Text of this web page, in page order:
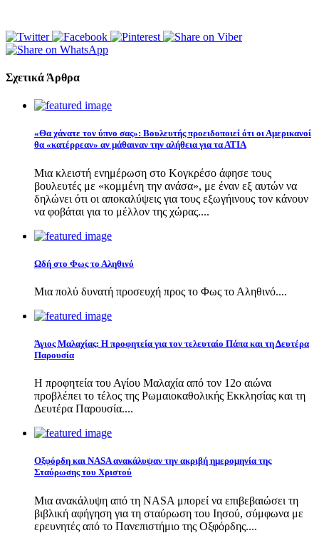
Σχετικά Άρθρα
«Θα χάνατε τον ύπνο σας»: Βουλευτής προειδοποιεί ότι οι Αμερικανοί
θα «κατέρρεαν» αν μάθαιναν την αλήθεια για τα ΑΤΙΑ
Μια κλειστή ενημέρωση στο Κογκρέσο άφησε τους
βουλευτές με «κομμένη την ανάσα», με έναν εξ αυτών να
δηλώνει ότι οι αποκαλύψεις για τους εξωγήινους τον κάνουν
να φοβάται για το μέλλον της χώρας....
Ωδή στο Φως το Αληθινό
Μια πολύ δυνατή προσευχή προς το Φως το Αληθινό....
Άγιος Μαλαχίας: Η προφητεία για τον τελευταίο Πάπα και τη Δευτέρα
Παρουσία
Η προφητεία του Αγίου Μαλαχία από τον 12ο αιώνα
προβλέπει το τέλος της Ρωμαιοκαθολικής Εκκλησίας και τη
Δευτέρα Παρουσία....
Οξφόρδη και NASA ανακάλυψαν την ακριβή ημερομηνία της
Σταύρωσης του Χριστού
Μια ανακάλυψη από τη NASA μπορεί να επιβεβαιώσει τη
βιβλική αφήγηση για τη σταύρωση του Ιησού, σύμφωνα με
ερευνητές από το Πανεπιστήμιο της Οξφόρδης....